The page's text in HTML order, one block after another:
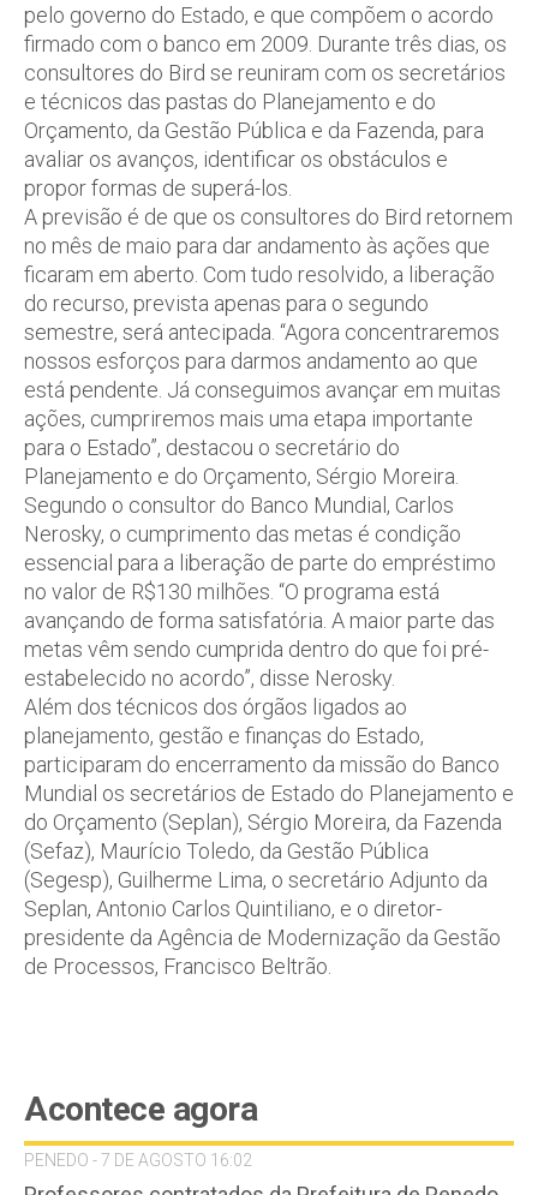
pelo governo do Estado, e que compõem o acordo
firmado com o banco em 2009. Durante três dias, os
consultores do Bird se reuniram com os secretários
e técnicos das pastas do Planejamento e do
Orçamento, da Gestão Pública e da Fazenda, para
avaliar os avanços, identificar os obstáculos e
propor formas de superá-los.
A previsão é de que os consultores do Bird retornem
no mês de maio para dar andamento às ações que
ficaram em aberto. Com tudo resolvido, a liberação
do recurso, prevista apenas para o segundo
semestre, será antecipada. “Agora concentraremos
nossos esforços para darmos andamento ao que
está pendente. Já conseguimos avançar em muitas
ações, cumpriremos mais uma etapa importante
para o Estado”, destacou o secretário do
Planejamento e do Orçamento, Sérgio Moreira.
Segundo o consultor do Banco Mundial, Carlos
Nerosky, o cumprimento das metas é condição
essencial para a liberação de parte do empréstimo
no valor de R$130 milhões. “O programa está
avançando de forma satisfatória. A maior parte das
metas vêm sendo cumprida dentro do que foi pré-
estabelecido no acordo”, disse Nerosky.
Além dos técnicos dos órgãos ligados ao
planejamento, gestão e finanças do Estado,
participaram do encerramento da missão do Banco
Mundial os secretários de Estado do Planejamento e
do Orçamento (Seplan), Sérgio Moreira, da Fazenda
(Sefaz), Maurício Toledo, da Gestão Pública
(Segesp), Guilherme Lima, o secretário Adjunto da
Seplan, Antonio Carlos Quintiliano, e o diretor-
presidente da Agência de Modernização da Gestão
de Processos, Francisco Beltrão.
Acontece agora
PENEDO - 7 DE AGOSTO 16:02